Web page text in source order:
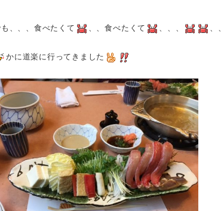
、、、食べたくて 、、食べたくて 、、、 、
かに道楽に行ってきました